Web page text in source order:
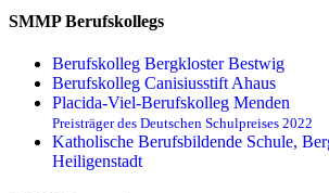
SMMP Berufskollegs
Berufskolleg Bergkloster Bestwig
Berufskolleg Canisiusstift Ahaus
Placida-Viel-Berufskolleg Menden
Preisträger des Deutschen Schulpreises 2022
Katholische Berufsbildende Schule,
Heiligenstadt